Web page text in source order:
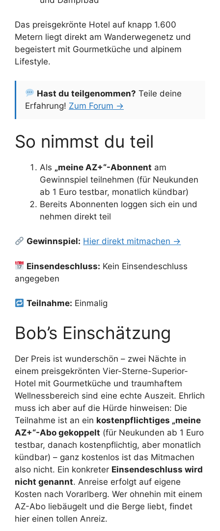
Das preisgekrönte Hotel auf knapp 1.600
Metern liegt direkt am Wanderwegenetz und
begeistert mit Gourmetküche und alpinem
Lifestyle.
Hast du teilgenommen? Teile deine
Erfahrung! Zum Forum →
So nimmst du teil
Als „meine AZ+“-Abonnent am
Gewinnspiel teilnehmen (für Neukunden
ab 1 Euro testbar, monatlich kündbar)
Bereits Abonnenten loggen sich ein und
nehmen direkt teil
Gewinnspiel: Hier direkt mitmachen →
Einsendeschluss: Kein Einsendeschluss
angegeben
Teilnahme: Einmalig
Bob’s Einschätzung
Der Preis ist wunderschön – zwei Nächte in
einem preisgekrönten Vier-Sterne-Superior-
Hotel mit Gourmetküche und traumhaftem
Wellnessbereich sind eine echte Auszeit. Ehrlich
muss ich aber auf die Hürde hinweisen: Die
Teilnahme ist an ein kostenpflichtiges „meine
AZ+“-Abo gekoppelt (für Neukunden ab 1 Euro
testbar, danach kostenpflichtig, aber monatlich
kündbar) – ganz kostenlos ist das Mitmachen
also nicht. Ein konkreter Einsendeschluss wird
nicht genannt. Anreise erfolgt auf eigene
Kosten nach Vorarlberg. Wer ohnehin mit einem
AZ-Abo liebäugelt und die Berge liebt, findet
hier einen tollen Anreiz.